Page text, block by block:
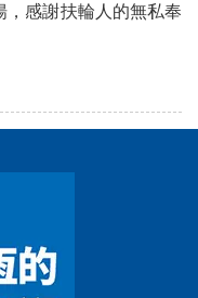
，感謝扶輪人的無私奉